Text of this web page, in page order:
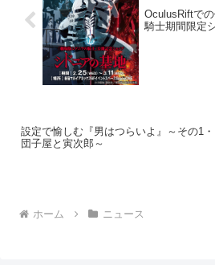
OculusRiftで
騎士期間限定
設定で愉しむ『男はつらいよ』～その1・
団子屋と寅次郎～
ホーム ニュース